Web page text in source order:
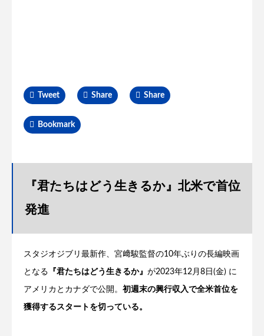
Tweet Share Share
Bookmark
『君たちはどう生きるか』北米で首位
発進
スタジオジブリ最新作、宮﨑駿監督の10年ぶりの長編映画
となる 『君たちはどう生きるか』 が2023年12月8日(金) に
アメリカとカナダで公開。 初週末の興行収入で全米首位を
獲得するスタートを切っている。